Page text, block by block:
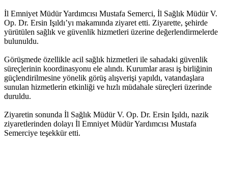
İl Emniyet Müdür Yardımcısı Mustafa Semerci, İl Sağlık Müdür V.
Op. Dr. Ersin Işıldı’yı makamında ziyaret etti. Ziyarette, şehirde
yürütülen sağlık ve güvenlik hizmetleri üzerine değerlendirmelerde
bulunuldu.
Görüşmede özellikle acil sağlık hizmetleri ile sahadaki güvenlik
süreçlerinin koordinasyonu ele alındı. Kurumlar arası iş birliğinin
güçlendirilmesine yönelik görüş alışverişi yapıldı, vatandaşlara
sunulan hizmetlerin etkinliği ve hızlı müdahale süreçleri üzerinde
duruldu.
Ziyaretin sonunda İl Sağlık Müdür V. Op. Dr. Ersin Işıldı, nazik
ziyaretlerinden dolayı İl Emniyet Müdür Yardımcısı Mustafa
Semerciye teşekkür etti.